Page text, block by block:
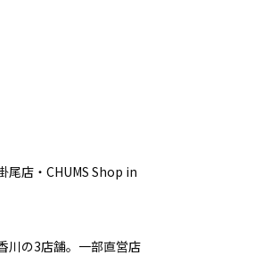
尾店・CHUMS Shop in
川の3店舗。一部直営店